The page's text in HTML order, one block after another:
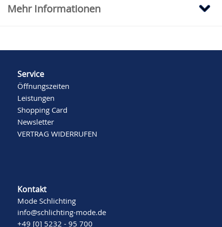
Mehr Informationen
Service
Öffnungszeiten
Leistungen
Shopping Card
Newsletter
VERTRAG WIDERRUFEN
Kontakt
Mode Schlichting
info@schlichting-mode.de
+49 [0] 5232 - 95 700